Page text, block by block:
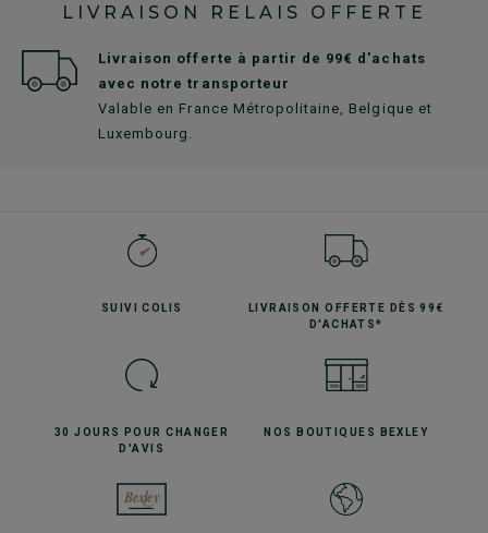
LIVRAISON RELAIS OFFERTE
Livraison offerte à partir de 99€ d'achats
avec notre transporteur
Valable en France Métropolitaine, Belgique et
Luxembourg.
SUIVICOLIS LIVRAISON OFFERTE
DÈS 99€
D'ACHATS*
30 JOURS POURCHANGER
D'AVIS
NOS BOUTIQUES BEXLEY